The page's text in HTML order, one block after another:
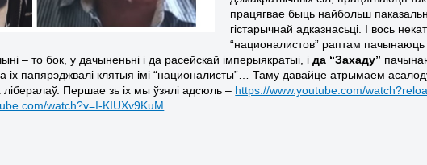
працягвае быць найбольш
гістарычнай адказнасьці. І вось
“националистов” раптам пачынаюць
– то бок, у дачыненьні і да расейскай імперыякратыі, іда “Захаду”
іх папярэджвалі клятыя імі “националисты”… Таму давайце атрымаем
лібералаў. Першае зь іх мы ўзялі адсюль – https://www.youtube.com/
watch?v=I-KIUXv9KuM